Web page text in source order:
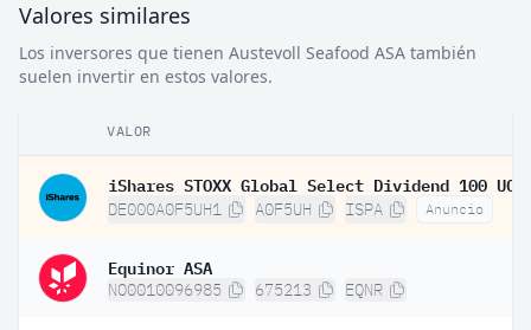
Valores similares
Los inversores que tienen Austevoll Seafood ASA también
suelen invertir en estos valores.
VALOR
DE000A0F5UH1 A0F5UH ISPA Anuncio
Equinor ASA
NO0010096985 675213 EQNR